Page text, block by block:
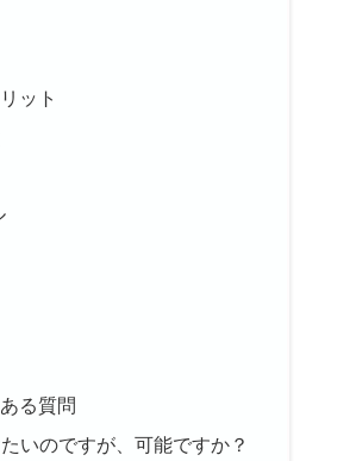
ット
る質問
いのですが、可能ですか？